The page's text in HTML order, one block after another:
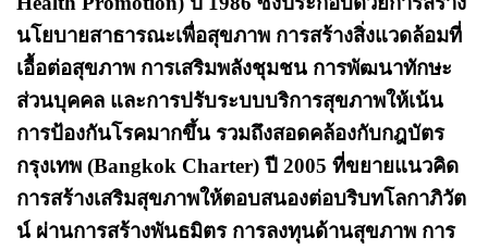
นโยบายสาธารณะเพื่อสุขภาพ การสร้างสิ่งแวดล้อมที่
เอื้อต่อสุขภาพ การเสริมพลังชุมชน การพัฒนาทักษะ
ส่วนบุคคล และการปรับระบบบริการสุขภาพให้เน้น
การป้องกันโรคมากขึ้น รวมถึงสอดคล้องกับกฎบัตร
กรุงเทพ (Bangkok Charter) ปี 2005 ที่ขยายแนวคิด
การสร้างเสริมสุขภาพให้ตอบสนองต่อบริบทโลกาภิวัต
น์ ผ่านการสร้างพันธมิตร การลงทุนด้านสุขภาพ การ